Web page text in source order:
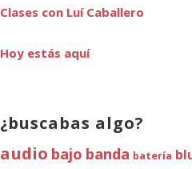
Clases con Luí Caballero
Hoy estás aquí
¿buscabas algo?
audio bajo banda batería